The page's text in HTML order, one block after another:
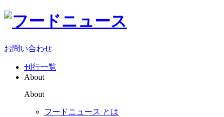
お問い合わせ
刊行一覧
About
About
フードニュース とは